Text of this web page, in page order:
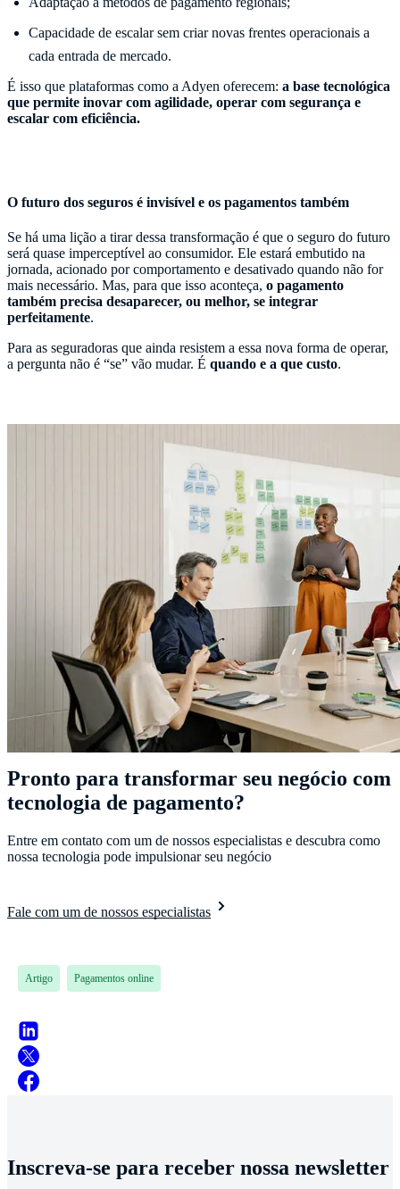
Capacidade de escalar sem criar novas frentes operacionais a
cada entrada de mercado.
É isso que plataformas como a Adyen oferecem: a base tecnológica
que permite inovar com agilidade, operar com segurança e
escalar com eficiência.
O futuro dos seguros é invisível e os pagamentos também
Se há uma lição a tirar dessa transformação é que o seguro do futuro
será quase imperceptível ao consumidor. Ele estará embutido na
jornada, acionado por comportamento e desativado quando não for
mais necessário. Mas, para que isso aconteça, o pagamento
também precisa desaparecer, ou melhor, se integrar
perfeitamente.
Para as seguradoras que ainda resistem a essa nova forma de operar,
a pergunta não é “se” vão mudar. É quando e a que custo.
Pronto para transformar seu negócio com
tecnologia de pagamento?
Entre em contato com um de nossos especialistas e descubra como
nossa tecnologia pode impulsionar seu negócio
Fale com um de nossos especialistas
Artigo Pagamentos online
Inscreva-se para receber nossa newsletter